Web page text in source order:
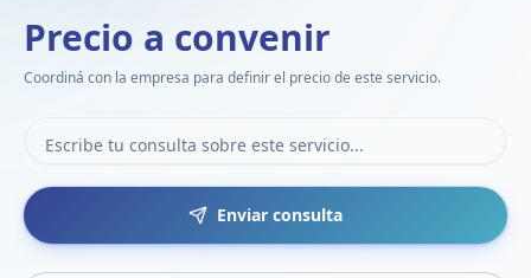
Precio a convenir
Coordiná con la empresa para definir el precio de este servicio.
Enviar consulta